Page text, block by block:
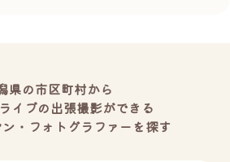
県の市区町村から
イブの出張撮影ができる
・フォトグラファーを探す